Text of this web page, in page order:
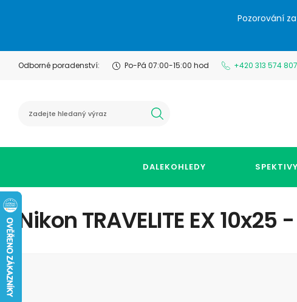
Pozorování
Odborné poradenství: Po-Pá 07:00-15:00 hod +420 313 574 807
DALEKOHLEDY SPEKTIVY
Nikon TRAVELITE EX